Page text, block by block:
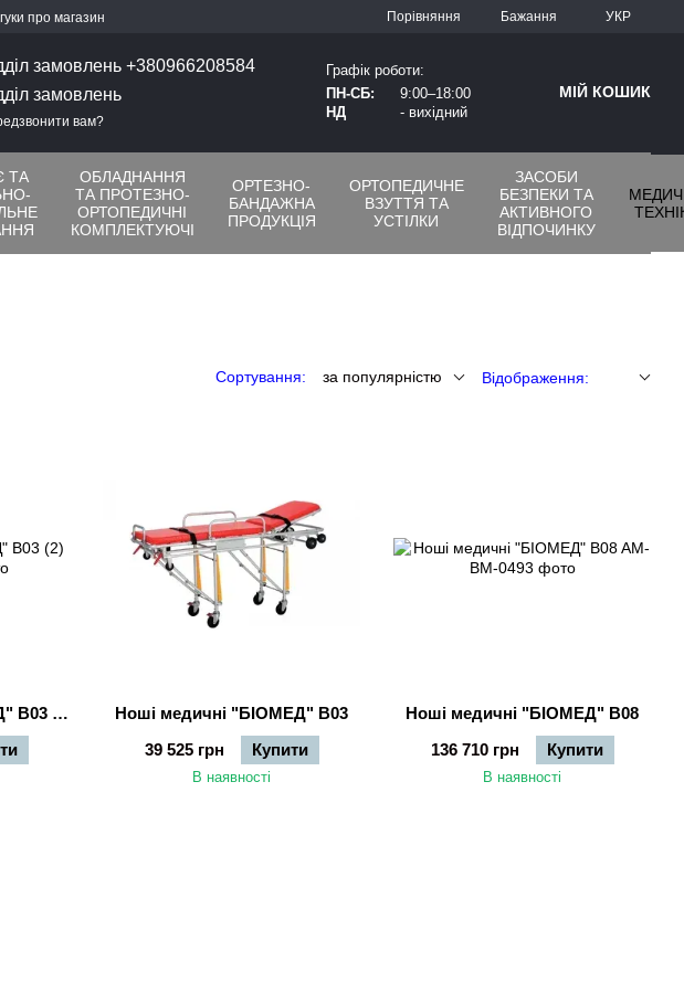
про магазин Порівняння Бажання УКР
замовлень +380966208584
замовлень
вам?
Графік роботи:
ПН-СБ:
9:00–18:00
НД
- вихідний
МІЙ КОШИК
ТА
ОБЛАДНАННЯ
ТА ПРОТЕЗНО-
ОРТОПЕДИЧНІ
КОМПЛЕКТУЮЧІ
ОРТЕЗНО-
БАНДАЖНА
ПРОДУКЦІЯ
ОРТОПЕДИЧНЕ
ВЗУТТЯ ТА
УСТІЛКИ
ЗАСОБИ
БЕЗПЕКИ ТА
АКТИВНОГО
ВІДПОЧИНКУ
Сортування: за популярністю Відображення:
Ноші медичні “БІОМЕД" B03 (2)
Ноші медичні "БІОМЕД" B03
39 525 грн
Купити
В наявності
Ноші медичні "БІОМЕД" B08
136 710 грн
Купити
В наявності